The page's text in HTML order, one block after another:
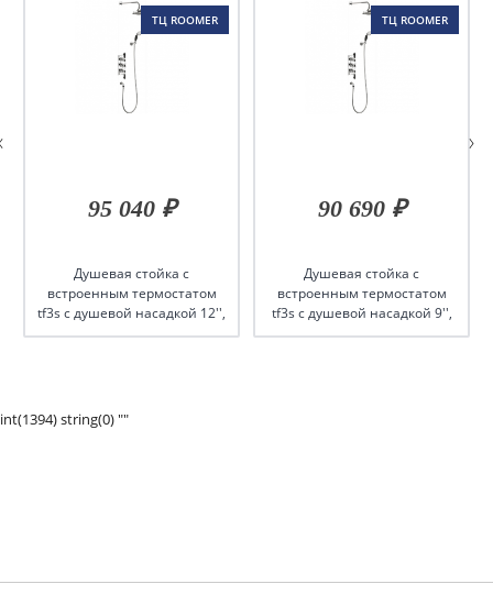
ТЦ ROOMER
95 040 ₽
Душевая стойка c
встроенным термостатом
tf3s c душевой насадкой 12'',
серия black
ТЦ ROOMER
90 690 ₽
Душевая стойка c
встроенным термостатом
tf3s c душевой насадкой 9'',
серия black
int(1394) string(0) ""